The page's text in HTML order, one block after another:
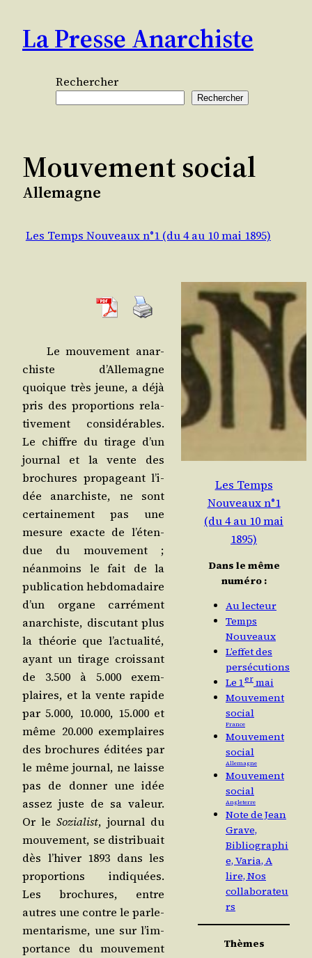
contenu
La Presse Anarchiste
Rechercher
Rechercher
Mouvement social
Allemagne
Les Temps Nouveaux n°1 (du 4 au 10 mai 1895)
Le mou­ve­ment anar­
chiste d’Al­le­magne
quoique très jeune, a déjà
pris des pro­por­tions rela­
ti­ve­ment consi­dé­rables.
Le chiffre du tirage d’un
jour­nal et la vente des
bro­chures pro­pa­geant l’i­
dée anar­chiste, ne sont
cer­tai­ne­ment pas une
mesure exacte de l’é­ten­
due du mou­ve­ment ;
néan­moins le fait de la
publi­ca­tion heb­do­ma­daire
d’un organe car­ré­ment
anar­chiste, dis­cu­tant plus
la théo­rie que l’ac­tua­li­té,
ayant un tirage crois­sant
de 3.500 à 5.000 exem­
plaires, et la vente rapide
par 5.000, 10.000, 15.000 et
même 20.000 exem­plaires
des bro­chures édi­tées par
le même jour­nal, ne laisse
pas de don­ner une idée
assez juste de sa valeur.
Or le Sozia­list, jour­nal du
mou­ve­ment, se dis­tri­buait
dès l’hi­ver 1893 dans les
pro­por­tions indi­quées.
Les bro­chures, entre
autres une contre le par­le­
men­ta­risme, une sur l’im­
por­tance du mou­ve­ment
Les Temps
Nouveaux n°1
(du 4 au 10 mai
1895)
Dans le même
numéro :
Au lecteur
Temps
Nouveaux
L’effet des
persécutions
Le 1 er mai
Mouvement
social
France
Mouvement
social
Allemagne
Mouvement
social
Angleterre
Note de Jean
Grave,
Bibliographi
e, Varia, A
lire, Nos
collaborateu
rs
Thèmes